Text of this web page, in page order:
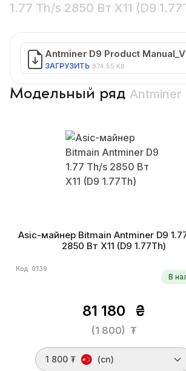
1.77 Th/s 2850 Вт X11 (D9
Antminer D9 Product
ЗАГРУЗИТЬ 874.55 KB
Модельный ряд Antminer
Asic-майнер Bitmain Antminer D9
2850 Вт X11 (D9 1.77Th)
Код: 0139
В
81 180 ₴
(1 800) ₮
1 800 ₮ (cn)